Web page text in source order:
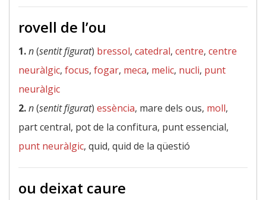
rovell de l’ou
1.n(sentit figurat) bressol, catedral, centre, centre
neuràlgic, focus, fogar, meca, melic, nucli, punt
neuràlgic
2.n(sentit figurat) essència, mare dels ous, moll,
part central, pot de la confitura, punt essencial,
punt neuràlgic, quid, quid de la qüestió
ou deixat caure